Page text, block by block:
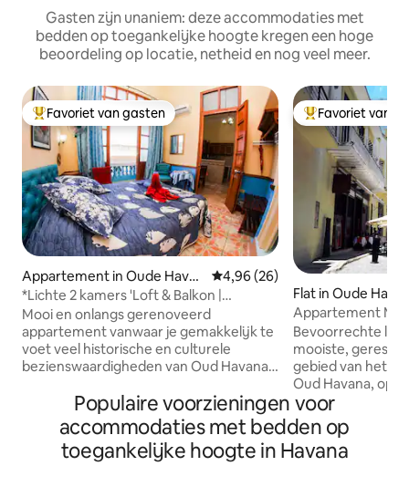
Gasten zijn unaniem: deze accommodaties met
bedden op toegankelijke hoogte kregen een hoge
beoordeling op locatie, netheid en nog veel meer.
Topfavoriet van gasten
Favoriet van gasten
Appartement in Oude Havan
a
Gemiddelde beoordeling van
4,96 (26)
*Lichte 2 kamers 'Loft & Balkon |
Downtown Havana*
Mooi en onlangs gerenoveerd
appartement vanwaar je gemakkelijk te
voet veel historische en culturele
bezienswaardigheden van Oud Havana
ensuite badkamers, voor 4 of 5 gasten in
totaal - een van hen, een
tweepersoonskamer met een eigen
balkon met uitzicht op de straat. Elke
Topfavoriet van
Favoriet van
Flat in Oude
Appartement
PLAZA VIEJA)
Bevoorrechte
mooiste,
gebied van het
Oud Havana, op
afstand van de
VIEJA' en
straten (geen
musea en
Populaire voorzieningen voor
accommodaties met bedden op
toegankelijke hoogte in Havana